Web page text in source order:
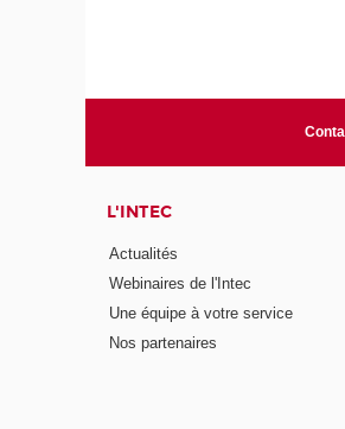
L'INTEC
Actualités
Webinaires de l'Intec
Une équipe à votre service
Nos partenaires